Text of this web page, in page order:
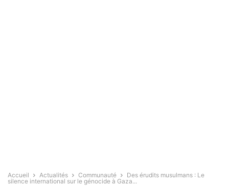
Accueil Actualités Communauté
Des érudits musulmans : Le
silence international sur le génocide à Gaza...